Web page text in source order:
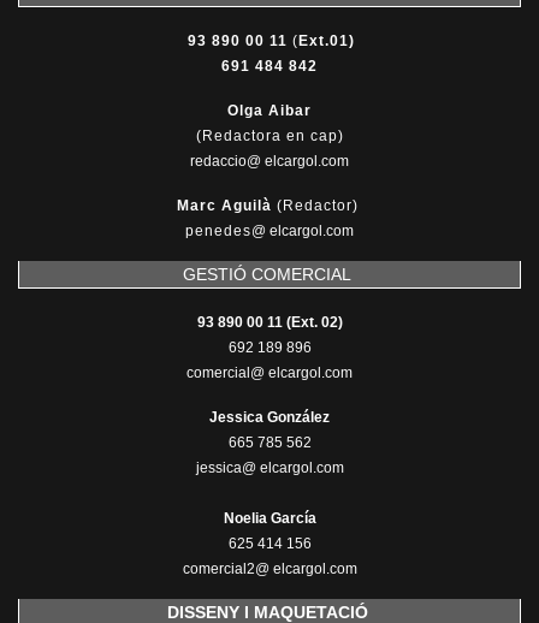
93 890 00 11 ( Ext.01)
691 484 842
Olga Aibar
(Redactora en cap)
redaccio@ elcargol.com
Marc Aguilà (Redactor)
penedes@ elcargol.com
GESTIÓ COMERCIAL
93 890 00 11 (Ext. 02)
692 189 896
comercial@ elcargol.com
Jessica González
665 785 562
jessica@ elcargol.com
Noelia García
625 414 156
comercial2@ elcargol.com
DISSENY I MAQUETACIÓ